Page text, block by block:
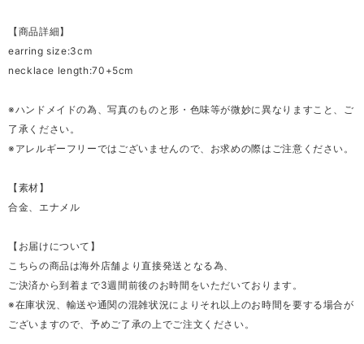
【商品詳細】
earring size:3cm
necklace length:70+5cm
※ハンドメイドの為、写真のものと形・色味等が微妙に異なりますこと、ご
了承ください。
※アレルギーフリーではございませんので、お求めの際はご注意ください。
【素材】
合金、エナメル
【お届けについて】
こちらの商品は海外店舗より直接発送となる為、
ご決済から到着まで3週間前後のお時間をいただいております。
※在庫状況、輸送や通関の混雑状況によりそれ以上のお時間を要する場合が
ございますので、予めご了承の上でご注文ください。